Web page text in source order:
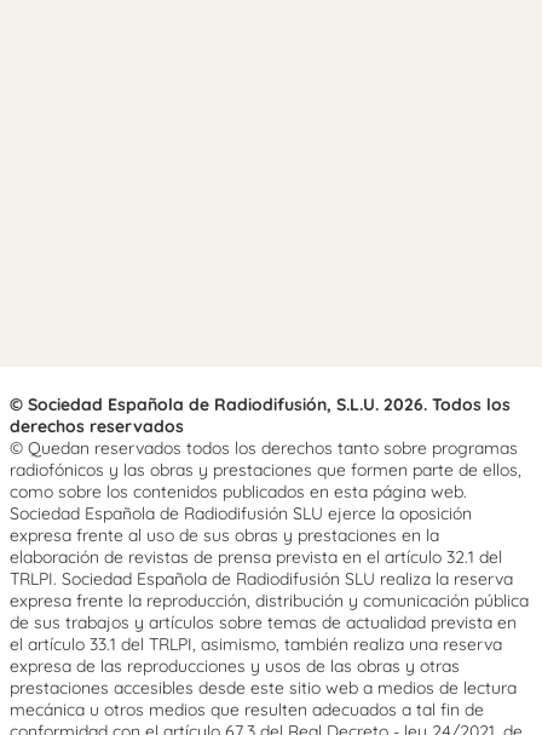
© Sociedad Española de Radiodifusión, S.L.U. 2026. Todos los
derechos reservados
© Quedan reservados todos los derechos tanto sobre programas
radiofónicos y las obras y prestaciones que formen parte de ellos,
como sobre los contenidos publicados en esta página web.
Sociedad Española de Radiodifusión SLU ejerce la oposición
expresa frente al uso de sus obras y prestaciones en la
elaboración de revistas de prensa prevista en el artículo 32.1 del
TRLPI. Sociedad Española de Radiodifusión SLU realiza la reserva
expresa frente la reproducción, distribución y comunicación pública
de sus trabajos y artículos sobre temas de actualidad prevista en
el artículo 33.1 del TRLPI, asimismo, también realiza una reserva
expresa de las reproducciones y usos de las obras y otras
prestaciones accesibles desde este sitio web a medios de lectura
mecánica u otros medios que resulten adecuados a tal fin de